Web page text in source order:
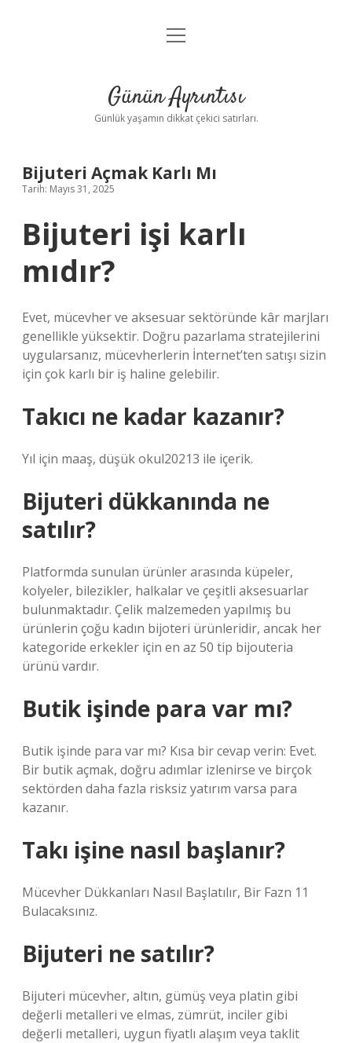
Anasayfa
Yasal Uyarı
menüyü
Günün Ayrıntısı
Günlük yaşamın dikkat çekici satırları.
Bijuteri Açmak Karlı Mı
Tarih: Mayıs 31, 2025
Bijuteri işi karlı
mıdır?
Evet, mücevher ve aksesuar sektöründe kâr marjları
genellikle yüksektir. Doğru pazarlama stratejilerini
uygularsanız, mücevherlerin İnternet’ten satışı sizin
için çok karlı bir iş haline gelebilir.
Takıcı ne kadar kazanır?
Yıl için maaş, düşük okul20213 ile içerik.
Bijuteri dükkanında ne
satılır?
Platformda sunulan ürünler arasında küpeler,
kolyeler, bilezikler, halkalar ve çeşitli aksesuarlar
bulunmaktadır. Çelik malzemeden yapılmış bu
ürünlerin çoğu kadın bijoteri ürünleridir, ancak her
kategoride erkekler için en az 50 tip bijouteria
ürünü vardır.
Butik işinde para var mı?
Butik işinde para var mı? Kısa bir cevap verin: Evet.
Bir butik açmak, doğru adımlar izlenirse ve birçok
sektörden daha fazla risksiz yatırım varsa para
kazanır.
Takı işine nasıl başlanır?
Mücevher Dükkanları Nasıl Başlatılır, Bir Fazn 11
Bulacaksınız.
Bijuteri ne satılır?
Bijuteri mücevher, altın, gümüş veya platin gibi
değerli metalleri ve elmas, zümrüt, inciler gibi
değerli metalleri, uygun fiyatlı alaşım veya taklit